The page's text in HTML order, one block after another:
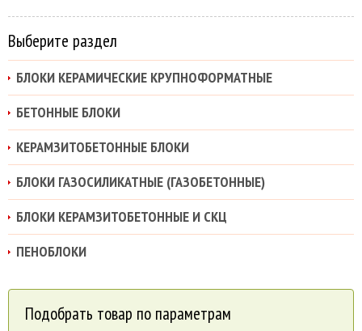
Выберите раздел
БЛОКИ КЕРАМИЧЕСКИЕ КРУПНОФОРМАТНЫЕ
БЕТОННЫЕ БЛОКИ
КЕРАМЗИТОБЕТОННЫЕ БЛОКИ
БЛОКИ ГАЗОСИЛИКАТНЫЕ (ГАЗОБЕТОННЫЕ)
БЛОКИ КЕРАМЗИТОБЕТОННЫЕ И СКЦ
ПЕНОБЛОКИ
Подобрать товар по параметрам